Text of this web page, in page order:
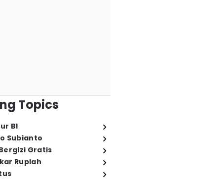
Topics
BI
Subianto
Gratis
Rupiah